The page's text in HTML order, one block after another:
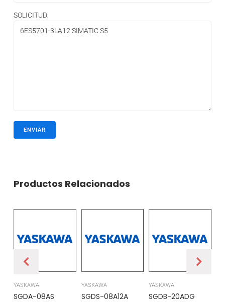
SOLICITUD:
Productos Relacionados
YASKAWA
SGDA-08AS
YASKAWA
SGDS-08A12A
YASKAWA
SGDB-20ADG